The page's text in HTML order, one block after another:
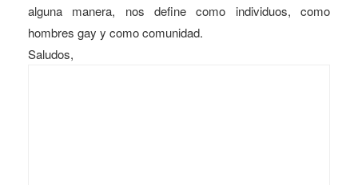
alguna manera, nos define como individuos, como
hombres gay y como comunidad.
Saludos,